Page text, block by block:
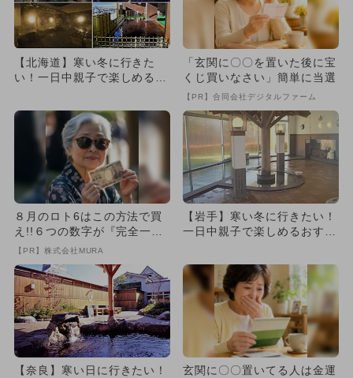
【北海道】寒い冬に行きた
い！一日中親子で楽しめるお
「玄関に〇〇を置いた後に宝
くじ買いなさい」簡単に当選
【PR】合同会社デジタルファーム
８月のロト6はこの方法で買
え!!６つの数字が『完全一
致』する方法
【PR】株式会社MURA
【岩手】寒い冬に行きたい！
一日中親子で楽しめるおすす
【奈良】寒い日に行きたい！
玄関に〇〇置いてる人は金運